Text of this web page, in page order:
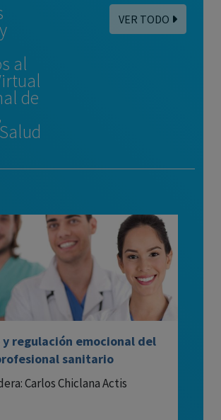
al
de
VER TODO
y regulación emocional del
sanitario
Carlos Chiclana Actis